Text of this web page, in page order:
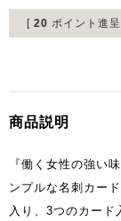
[ 20 ポイント進
商品説明
『働く女性の強い
ンプルな名刺カー
入り、3つのカー